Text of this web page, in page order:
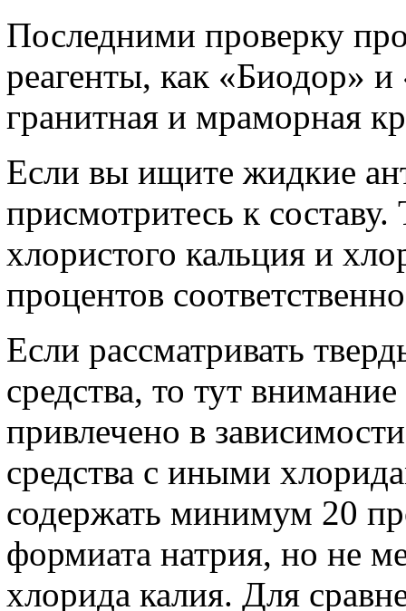
Последними проверку
реагенты, как «Биодор»
гранитная и мраморная
Если вы ищите жидкие
присмотритесь к
хлористого кальция и
процентов
Если рассматривать
средства, то тут
привлечено в
средства с иными
содержать минимум 20
формиата натрия, но не
хлорида калия. Для